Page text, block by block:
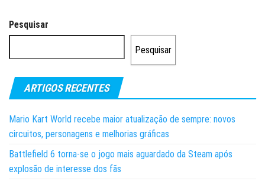
Pesquisar
Pesquisar
ARTIGOS RECENTES
Mario Kart World recebe maior atualização de sempre: novos
circuitos, personagens e melhorias gráficas
Battlefield 6 torna-se o jogo mais aguardado da Steam após
explosão de interesse dos fãs